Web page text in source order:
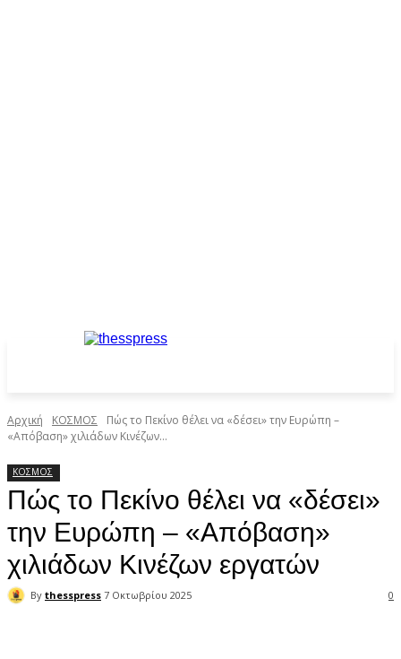
Αρχική ΚΟΣΜΟΣ
Πώς το Πεκίνο θέλει να «δέσει» την Ευρώπη –
«Απόβαση» χιλιάδων Κινέζων...
ΚΟΣΜΟΣ
Πώς το Πεκίνο θέλει να «δέσει»
την Ευρώπη – «Απόβαση»
χιλιάδων Κινέζων εργατών
By thesspress 7 Οκτωβρίου 2025 0